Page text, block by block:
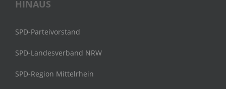
HINAUS
SPD-Parteivorstand
SPD-Landesverband NRW
SPD-Region Mittelrhein